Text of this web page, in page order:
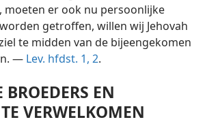
moeten er ook nu persoonlijke
getroffen, willen wij Jehovah
te midden van de bijeengekomen
— Lev. hfdst. 1, 2.
EN
VERWELKOMEN